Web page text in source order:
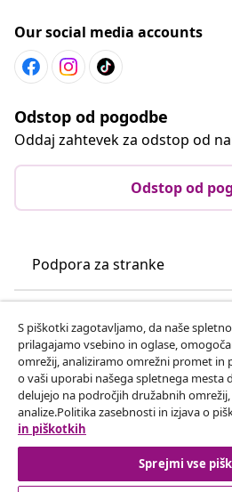
Our social media accounts
Odstop od pogodbe
Oddaj zahtevek za odstop od
Odstop od
Podpora za stranke
vidaXL
Odkrijte več
S piškotki zagotavljamo, da naše
prilagajamo vsebino in oglase,
omrežij, analiziramo omrežni promet in
o vaši uporabi našega spletnega mesta
delujejo na področjih družabnih
analize.Politika zasebnosti in izjava o
in piškotkih
Sprejmi vse